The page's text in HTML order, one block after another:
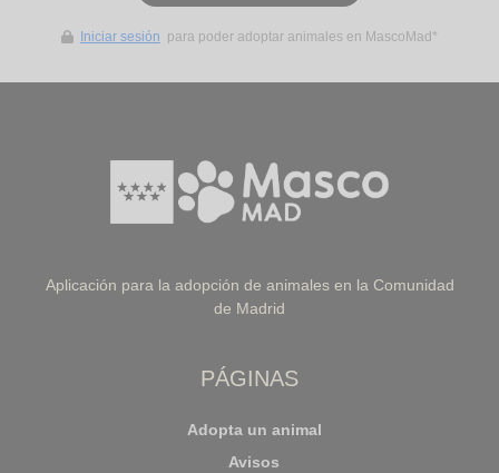
Iniciar sesión para poder adoptar animales en MascoMad*
Aplicación para la adopción de animales en la Comunidad
de Madrid
PÁGINAS
Adopta un animal
Avisos